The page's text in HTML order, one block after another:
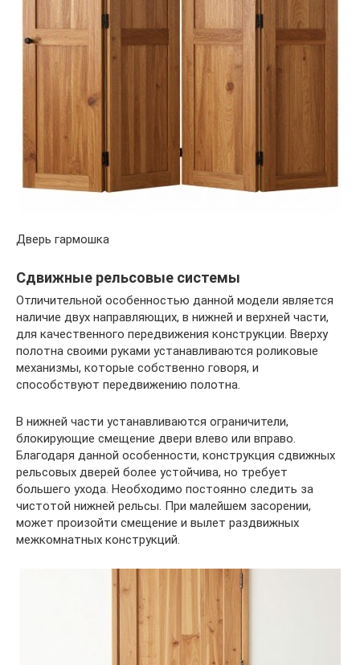
Дверь гармошка
Сдвижные рельсовые системы
Отличительной особенностью данной модели является
наличие двух направляющих, в нижней и верхней части,
для качественного передвижения конструкции. Вверху
полотна своими руками устанавливаются роликовые
механизмы, которые собственно говоря, и
способствуют передвижению полотна.
В нижней части устанавливаются ограничители,
блокирующие смещение двери влево или вправо.
Благодаря данной особенности, конструкция сдвижных
рельсовых дверей более устойчива, но требует
большего ухода. Необходимо постоянно следить за
чистотой нижней рельсы. При малейшем засорении,
может произойти смещение и вылет раздвижных
межкомнатных конструкций.